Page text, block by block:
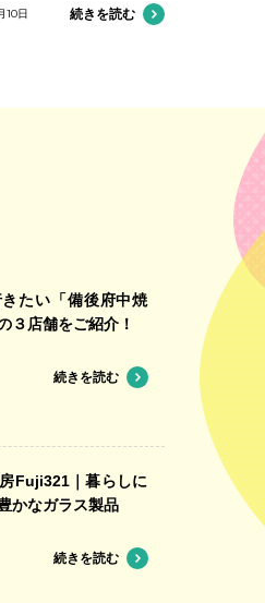
10日 続きを読む
きたい「備後府中焼
３店舗をご紹介！
続きを読む
Fuji321｜暮らしに
かなガラス製品
続きを読む